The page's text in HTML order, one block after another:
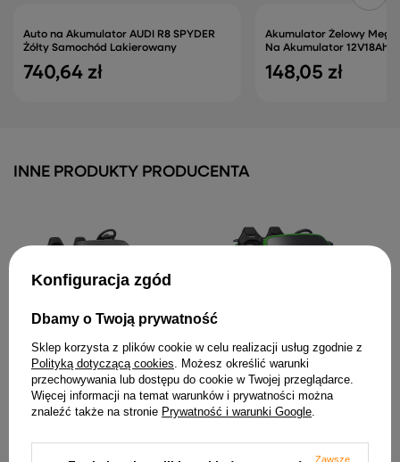
Auto na Akumulator AUDI R8 SPYDER
Żółty Samochód Lakierowany
740,64 zł
Akumulator Żelowy
Na Akumulator 12V18Ah
148,05 zł
INNE PRODUKTY PRODUCENTA
YSA021A Czarny
Lakierowany
3 518,42 zł
Mercedes GT63 AMG DK-
GT63 24V LCD Matowy
Zielony
2 337,72 zł
Konfiguracja zgód
Dbamy o Twoją prywatność
Sklep korzysta z plików cookie w celu realizacji usług zgodnie z
Polityką dotyczącą cookies . Możesz określić warunki
przechowywania lub dostępu do cookie w Twojej przeglądarce.
Więcej informacji na temat warunków i prywatności można
znaleźć także na stronie Prywatność i warunki Google
Zawsze